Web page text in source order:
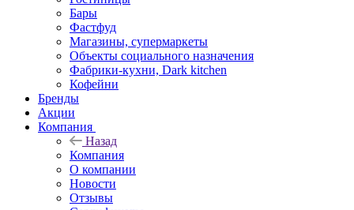
Бары
Фастфуд
Магазины, супермаркеты
Объекты социального назначения
Фабрики-кухни, Dark kitchen
Кофейни
Бренды
Акции
Компания
Назад
Компания
О компании
Новости
Отзывы